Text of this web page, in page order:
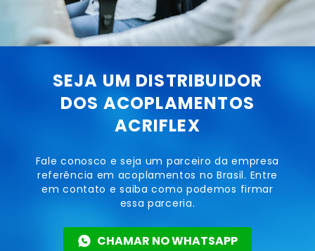
SEJA UM DISTRIBUIDOR
DOS ACOPLAMENTOS
ACRIFLEX
Fale conosco e seja um parceiro da empresa
referência em acoplamentos no Brasil. Entre
em contato e saiba como podemos firmar
essa parceria.
CHAMAR NO WHATSAPP